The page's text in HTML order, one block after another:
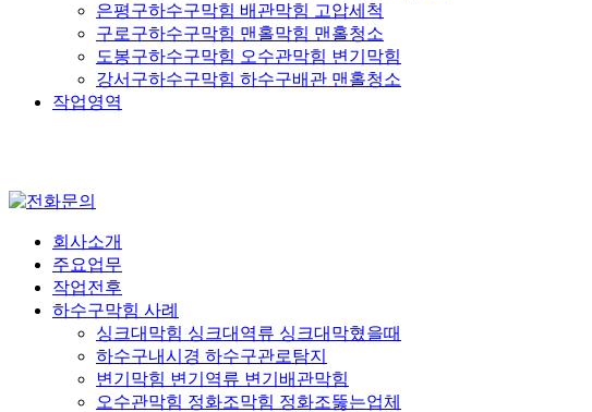
은평구하수구막힘 배관막힘 고압세척
구로구하수구막힘 맨홀막힘 맨홀청소
도봉구하수구막힘 오수관막힘 변기막힘
강서구하수구막힘 하수구배관 맨홀청소
작업영역
회사소개
주요업무
작업전후
하수구막힘 사례
싱크대막힘 싱크대역류 싱크대막혔을때
하수구내시경 하수구관로탐지
변기막힘 변기역류 변기배관막힘
오수관막힘 정화조막힘 정화조뚫는업체